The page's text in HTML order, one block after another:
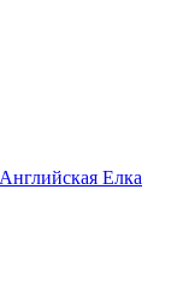
Елка